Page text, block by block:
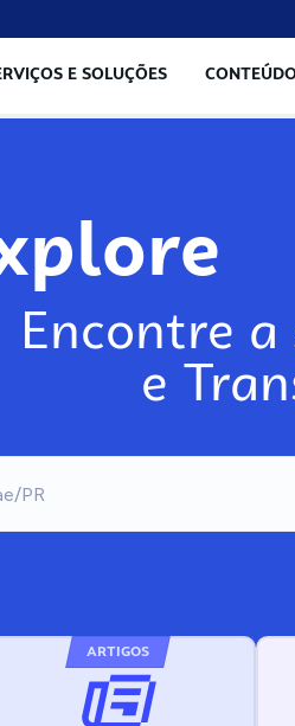
E SOLUÇÕES
Encontre
e
ARTIGOS